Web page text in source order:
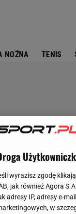
NOŻNA TENIS
wyrazisz zgodę
jak również Agora
adresy IP, adresy e-
w